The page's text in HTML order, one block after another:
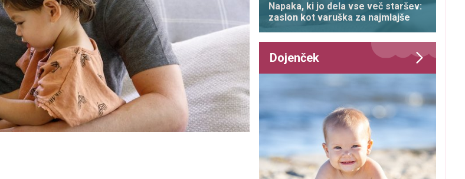
Napaka, ki jo dela vse več staršev:
zaslon kot varuška za najmlajše
Dojenček